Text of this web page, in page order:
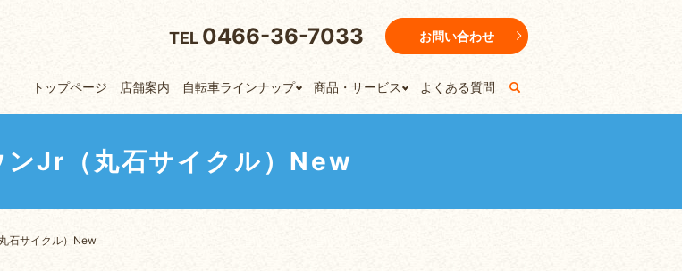
トップページ 店舗案内 自転車ラインナップ 商品・サービス よくある質問
TEL 0466-36-7033 お問い合わせ
ンJr（丸石サイクル）New
石サイクル）New